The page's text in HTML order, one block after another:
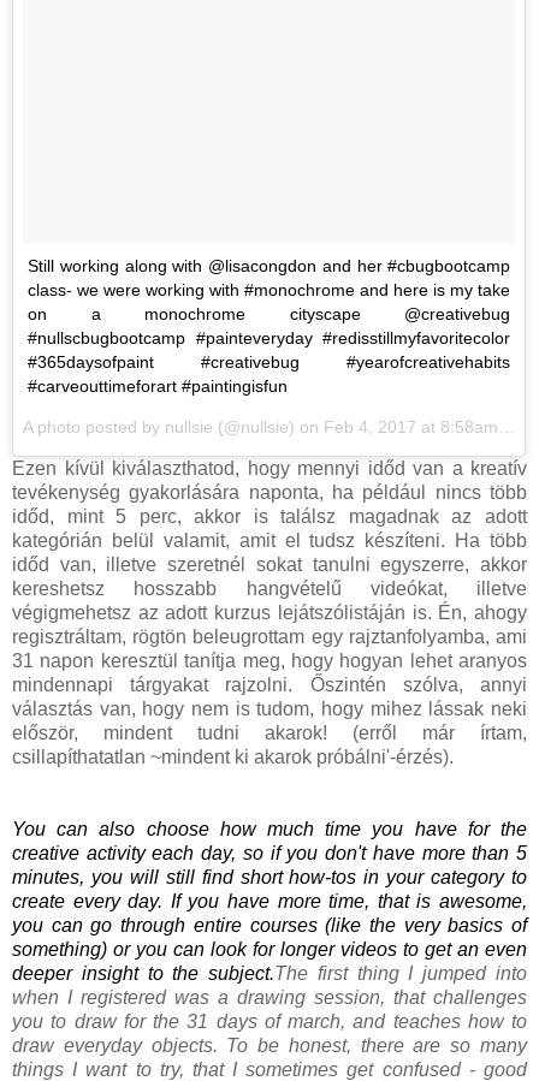
Still working along with @lisacongdon and her #cbugbootcamp
class- we were working with #monochrome and here is my take
on a monochrome cityscape @creativebug
#nullscbugbootcamp #painteveryday #redisstillmyfavoritecolor
#365daysofpaint #creativebug #yearofcreativehabits
#carveouttimeforart #paintingisfun
A photo posted by nullsie (@nullsie) on Feb 4, 2017 at 8:58am PST
Ezen kívül kiválaszthatod, hogy mennyi időd van a kreatív
tevékenység gyakorlására naponta, ha például nincs több
időd, mint 5 perc, akkor is találsz magadnak az adott
kategórián belül valamit, amit el tudsz készíteni. Ha több
időd van, illetve szeretnél sokat tanulni egyszerre, akkor
kereshetsz hosszabb hangvételű videókat, illetve
végigmehetsz az adott kurzus lejátszólistáján is. Én, ahogy
regisztráltam, rögtön beleugrottam egy rajztanfolyamba, ami
31 napon keresztül tanítja meg, hogy hogyan lehet aranyos
mindennapi tárgyakat rajzolni. Őszintén szólva, annyi
választás van, hogy nem is tudom, hogy mihez lássak neki
először, mindent tudni akarok! (erről már írtam,
csillapíthatatlan ~mindent ki akarok próbálni'-érzés).
You can also choose how much time you have for the
creative activity each day, so if you don't have more than 5
minutes, you will still find short how-tos in your category to
create every day. If you have more time, that is awesome,
you can go through entire courses (like the very basics of
something) or you can look for longer videos to get an even
deeper insight to the subject.The first thing I jumped into
when I registered was a drawing session, that challenges
you to draw for the 31 days of march, and teaches how to
draw everyday objects. To be honest, there are so many
things I want to try, that I sometimes get confused - good